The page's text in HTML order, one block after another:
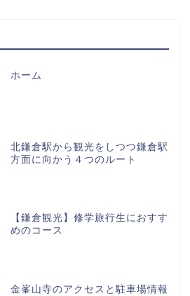
ホーム
北鎌倉駅から観光をしつつ鎌倉駅
方面に向かう４つのルート
【鎌倉観光】修学旅行生におすす
めのコース
金峯山寺のアクセスと駐車場情報